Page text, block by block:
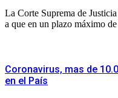
La Corte Suprema de
a que en un plazo máximo
Coronavirus, mas de
en el País